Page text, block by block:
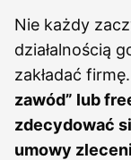
Nie każdy
działalnością
zakładać firmę.
zawód” lub
zdecydować
umowy